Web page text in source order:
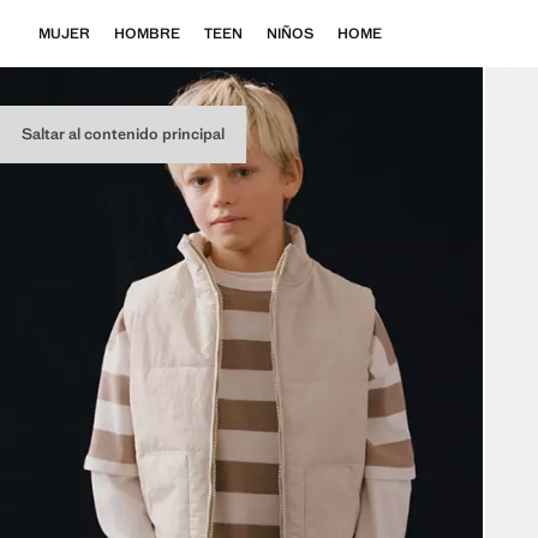
Saltar al contenido principal
MUJER HOMBRE TEEN NIÑOS HOME